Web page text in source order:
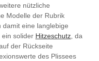
nützliche
Modelle der Rubrik
damit eine langlebige
ein solider Hitzeschutz, da
der Rückseite
des Plissees